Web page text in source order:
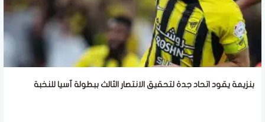
بنزيمة يقود اتحاد جدة لتحقيق الانتصار الثالث ببطولة آسيا للنخبة